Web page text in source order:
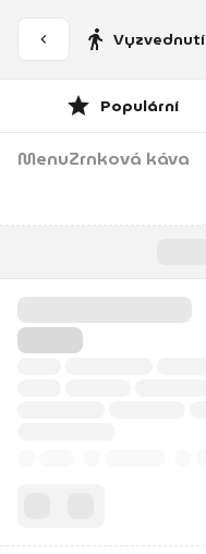
Vyzvednutí
Populární
MenuZrnková káva